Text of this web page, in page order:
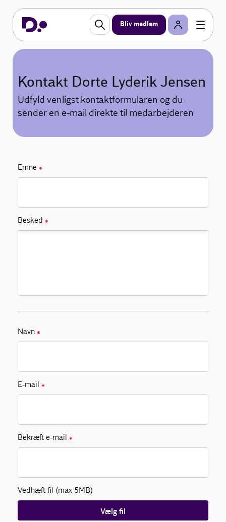
Bliv medlem
Kontakt Dorte Lyderik Jensen
Udfyld venligst kontaktformularen og du
sender en e-mail direkte til medarbejderen
Emne ✱
Besked ✱
Navn ✱
E-mail ✱
Bekræft e-mail ✱
Vedhæft fil (max 5MB)
Vælg fil